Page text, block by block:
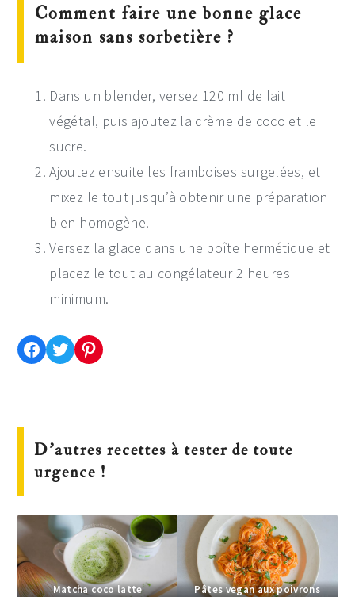
Comment faire une bonne glace
maison sans sorbetière ?
Dans un blender, versez 120 ml de lait
végétal, puis ajoutez la crème de coco et le
sucre.
Ajoutez ensuite les framboises surgelées, et
mixez le tout jusqu’à obtenir une préparation
bien homogène.
Versez la glace dans une boîte hermétique et
placez le tout au congélateur 2 heures
minimum.
Partager cette recette sur Facebook
Partager cette recette sur TwitterEnregistrer cette recette sur Pinterest
D’autres recettes à tester de toute
urgence !
Matcha coco latte Pâtes vegan aux poivrons